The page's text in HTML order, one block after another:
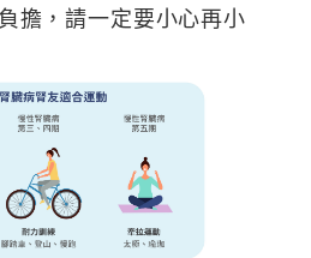
擔，請一定要小心再小